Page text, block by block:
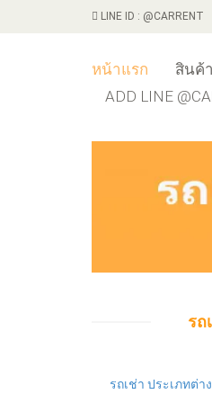
LINE ID : @CARRENT
หน้าแรก สินค้า
ADD LINE
รถ
รถเช่า ประเภทต่า